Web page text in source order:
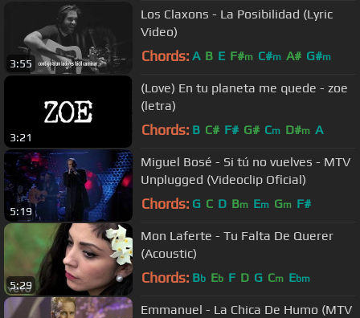
3:55
Los Claxons - La Posibilidad (Lyric
Video)
Chords: A B E F#m C#m A# G#m
3:21
(Love) En tu planeta me quede - zoe
(letra)
Chords: B C# F# G# Cm D#m A
5:19
Miguel Bosé - Si tú no vuelves - MTV
Unplugged (Videoclip Oficial)
Chords: G C D Bm Em Gm F#
5:29
Mon Laferte - Tu Falta De Querer
(Acoustic)
Chords: Bb Eb F D G Cm Ebm
Emmanuel - La Chica De Humo (MTV